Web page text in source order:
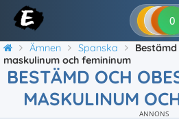
0 0 0
Ämnen Spanska
maskulinum och femininum
BESTÄMD OCH
MASKULINUM
ANNONS